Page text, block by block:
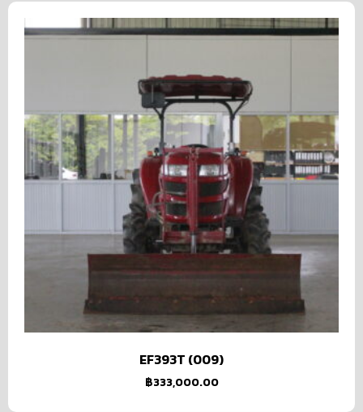
EF393T (009)
฿333,000.00